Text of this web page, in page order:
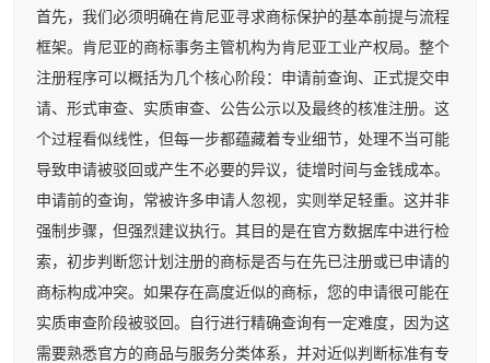
首先，我们必须明确在肯尼亚寻求商标保护的基本前提与流程
框架。肯尼亚的商标事务主管机构为肯尼亚工业产权局。整个
注册程序可以概括为几个核心阶段：申请前查询、正式提交申
请、形式审查、实质审查、公告公示以及最终的核准注册。这
个过程看似线性，但每一步都蕴藏着专业细节，处理不当可能
导致申请被驳回或产生不必要的异议，徒增时间与金钱成本。
申请前的查询，常被许多申请人忽视，实则举足轻重。这并非
强制步骤，但强烈建议执行。其目的是在官方数据库中进行检
索，初步判断您计划注册的商标是否与在先已注册或已申请的
商标构成冲突。如果存在高度近似的商标，您的申请很可能在
实质审查阶段被驳回。自行进行精确查询有一定难度，因为这
需要熟悉官方的商品与服务分类体系，并对近似判断标准有专